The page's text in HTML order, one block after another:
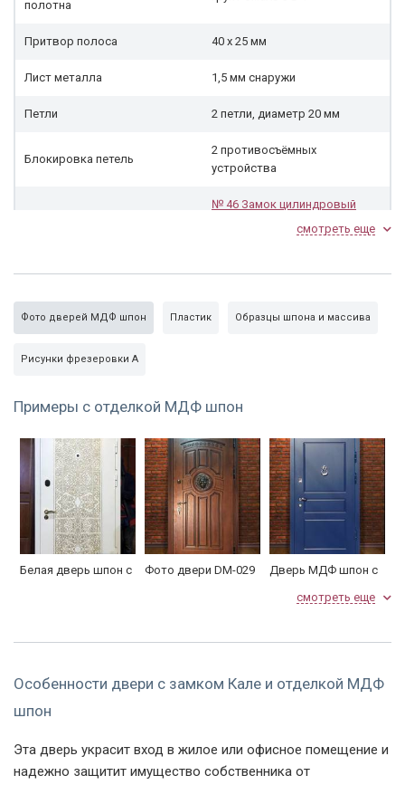
полотна
Притвор полоса 40 х 25 мм
Лист металла 1,5 мм снаружи
Петли 2 петли, диаметр 20 мм
Блокировка петель
2 противосъёмных
устройства
№ 46 Замок цилиндровый
Личина «Апекс» 70 мм, ключ-ключ
Внутренняя сторона
панель МДФ шпон с
Утеплитель синтепон
Внешняя сторона
панель МДФ шпон с
Глазок 200°
Упаковка пленка
смотреть еще
Фото дверей МДФ шпон Пластик Образцы шпона и массива
Рисунки фрезеровки А
Примеры с отделкой МДФ шпон
Белая дверь шпон с
Фото двери DM-029
Дверь МДФ шпон с
Входная
дверь со шпоном
С декоративной
вставкой в виде
головы льва
Желтая
дверь
смотреть еще
Особенности двери с замком Кале и отделкой МДФ
шпон
Эта дверь украсит вход в жилое или офисное помещение и
надежно защитит имущество собственника от